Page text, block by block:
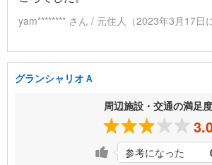
yam******** さん / 元住人（2023年3月17日
グランシャリオＡ
周辺施設・交通の満足度
参考になった